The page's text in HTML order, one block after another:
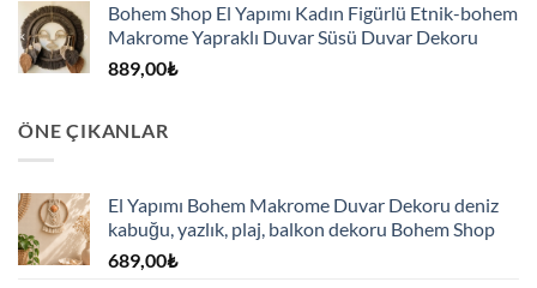
Bohem Shop El Yapımı Kadın Figürlü Etnik-bohem
Makrome Yapraklı Duvar Süsü Duvar Dekoru
889,00₺
ÖNE ÇIKANLAR
El Yapımı Bohem Makrome Duvar Dekoru deniz
kabuğu, yazlık, plaj, balkon dekoru Bohem Shop
689,00₺